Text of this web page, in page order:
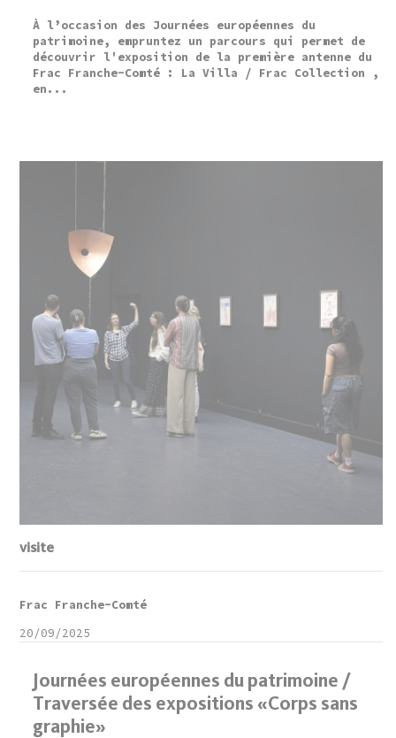
À l’occasion des Journées européennes du
patrimoine, empruntez un parcours qui permet de
découvrir l'exposition de la première antenne du
Frac Franche-Comté : La Villa / Frac Collection ,
en...
visite
Journées européennes du patrimoine /
Traversée des expositions «Corps sans
graphie»
Frac Franche-Comté
20/09/2025